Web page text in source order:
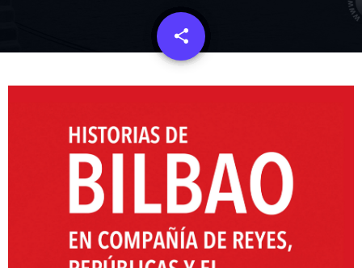
share
email